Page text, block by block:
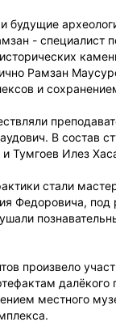
-
Рамзан
и
В состав
Тумгоев Илез
стали
Федоровича,
произвело
далёкого
местного